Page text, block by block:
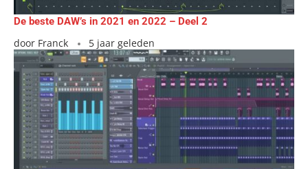
De beste DAW’s in 2021 en 2022 – Deel 2
door Franck 5 jaar geleden